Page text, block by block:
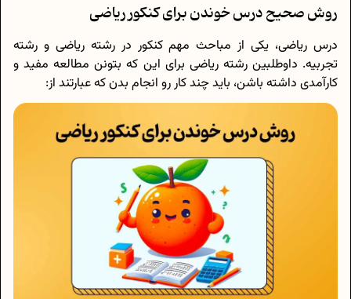
روش صحیح درس خوندن برای کنکور ریاضی
درس ریاضی، یکی از مباحث مهم کنکور در رشته ریاضی و رشته
تجربیه. داوطلبین رشته ریاضی برای این که بتونن مطالعه مفید و
کارآمدی داشته باشن، باید چند کار رو انجام بدن که عبارتند از: